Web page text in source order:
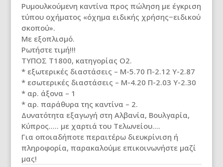
Ρυμουλκούμενη καντίνα προς πώληση με έγκριση
τύπου οχήματος «όχημα ειδικής χρήσης−ειδικού
σκοπού».
Με εξοπλισμό.
Ρωτήστε τιμή!!!
ΤΥΠΟΣ Τ1800, κατηγορίας Ο2.
* εξωτερικές διαστάσεις – Μ-5.70 Π-2.12 Υ-2.87
* εσωτερικές διαστάσεις – Μ-4.20 Π-2.03 Υ-2.30
* αρ. άξονα – 1
* αρ. παράθυρα της καντίνα – 2.
Δυνατότητα εξαγωγή στη Αλβανία, Βουλγαρία,
Κύπρος….. με χαρτιά του Τελωνείου….
Για οποιαδήποτε περαιτέρω διευκρίνιση ή
πληροφορία, παρακαλούμε επικοινωνήστε μαζί
μας!